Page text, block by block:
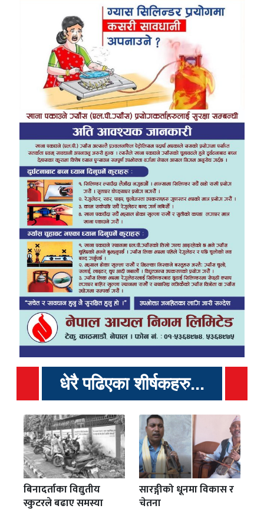
धेरै पढिएका शीर्षकहरु...
बिनादर्ताका विद्युतीय
स्कुटरले बढाए समस्या
सारङ्गीको धूनमा विकास र
चेतना